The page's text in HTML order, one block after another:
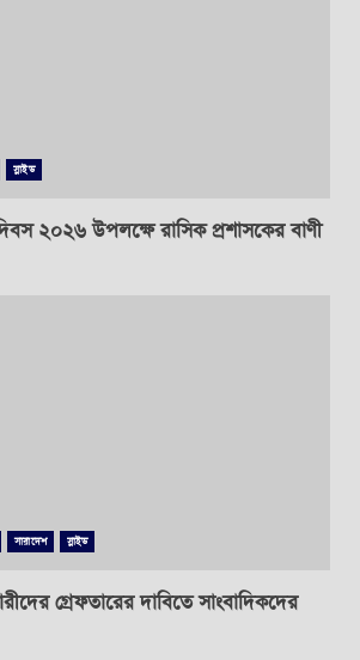
স্লাইড
২০২৬ উপলক্ষে রাসিক প্রশাসকের বাণী
সারাদেশ স্লাইড
গ্রেফতারের দাবিতে সাংবাদিকদের